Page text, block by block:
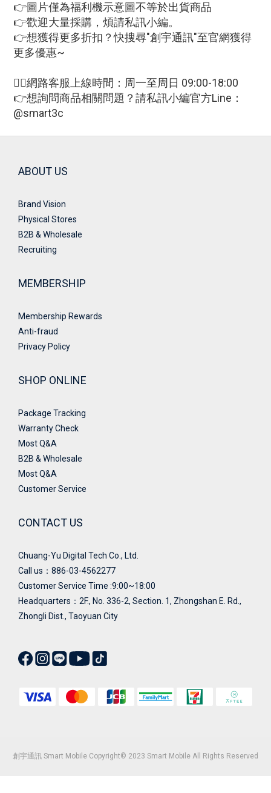
👉圖片僅為福利機示意圖不等於出貨商品
👉歡迎大量採購，煩請私訊小編。
👉想獲得更多折扣？快搜尋"創宇通訊"至官網獲得
更多優惠~
🙋‍♀網路客服上線時間：周一至周日 09:00-18:00
👉想詢問商品相關問題？請私訊小編官方Line：
@smart3c
ABOUT US
Brand Vision
Physical Stores
B2B & Wholesale
Recruiting
MEMBERSHIP
Membership Rewards
Anti-fraud
Privacy Policy
SHOP ONLINE
Package Tracking
Warranty Check
Most Q&A
B2B & Wholesale
Most Q&A
Customer Service
CONTACT US
Chuang-Yu Digital Tech Co., Ltd.
Call us：886-03-4562277
Customer Service Time :9:00~18:00
Headquarters： 2F., No. 336-2, Section. 1, Zhongshan E. Rd.,
Zhongli Dist., Taoyuan City
創宇通訊 Smart Mobile Copyright© 2023 Smart Mobile All Rights Reserved